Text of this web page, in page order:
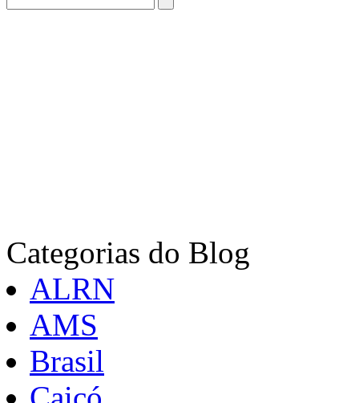
Categorias do Blog
ALRN
AMS
Brasil